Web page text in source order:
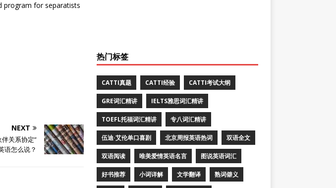
program for separatists
NEXT
关系协定”
语怎么说？
热门标签
CATTI真题 CATTI经验 CATTI考试大纲
GRE词汇精讲 IELTS雅思词汇精讲
TOEFL托福词汇精讲 专八词汇精讲
伍迪·艾伦单口喜剧 北京周报英语热词 双语全文
双语阅读 唯美爱情英语名言 图说英语词汇
好书推荐 小词详解 文学翻译 熟词僻义